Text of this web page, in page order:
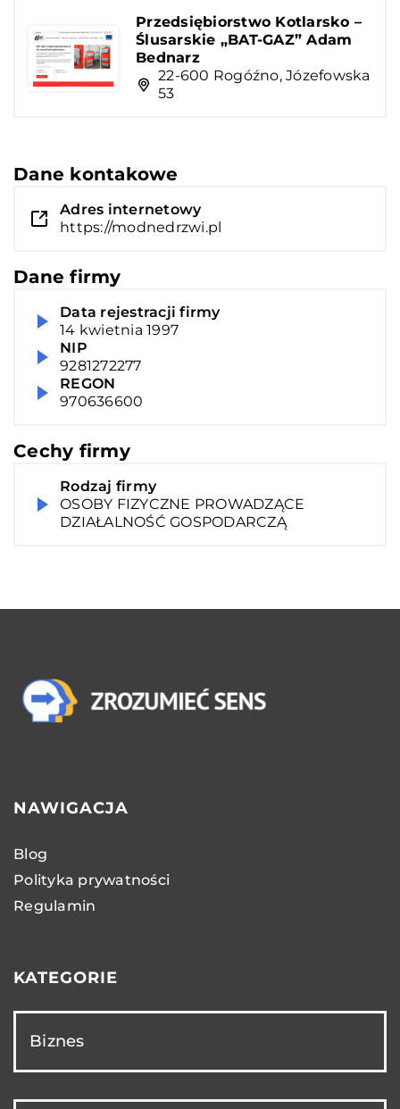
Przedsiębiorstwo Kotlarsko –
Ślusarskie „BAT-GAZ” Adam
Bednarz
22-600 Rogóźno, Józefowska
53
Dane kontakowe
Adres internetowy
https://modnedrzwi.pl
Dane firmy
Data rejestracji firmy
14 kwietnia 1997
NIP
9281272277
REGON
970636600
Cechy firmy
Rodzaj firmy
OSOBY FIZYCZNE PROWADZĄCE
DZIAŁALNOŚĆ GOSPODARCZĄ
NAWIGACJA
Blog
Polityka prywatności
Regulamin
KATEGORIE
Biznes